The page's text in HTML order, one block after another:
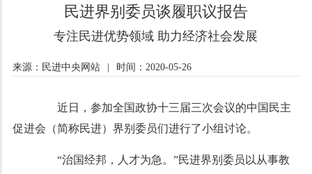
民进界别委员谈履职议报告
专注民进优势领域 助力经济社会发展
来源：民进中央网站 时间：2020-05-26
近日，参加全国政协十三届三次会议的中国民主
促进会（简称民进）界别委员们进行了小组讨论。
“治国经邦，人才为急。”民进界别委员以从事教